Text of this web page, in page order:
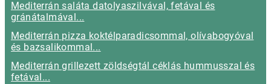
Mediterrán saláta datolyaszilvával, fetával és
gránátalmával...
Mediterrán pizza koktélparadicsommal, olívabogyóval
és bazsalikommal...
Mediterrán grillezett zöldségtál céklás hummusszal és
fetával...